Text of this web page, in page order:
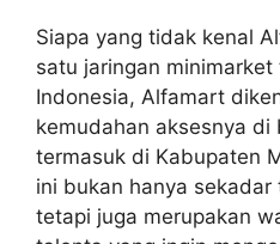
Siapa yang tidak kenal
satu jaringan
Indonesia, Alfamart
kemudahan aksesnya di
termasuk di Kabupaten
ini bukan hanya
tetapi juga merupakan